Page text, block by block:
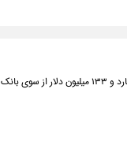
از ابتدای سال ۱۴۰۴ تا ۳۱ اردیبهشت‌ماه، ۸